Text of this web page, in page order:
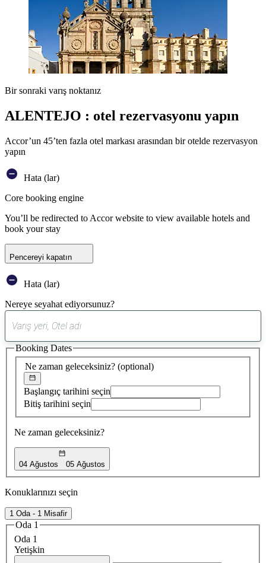
Bir sonraki varış noktanız
ALENTEJO : otel rezervasyonu yapın
Accor’un 45’ten fazla otel markası arasından bir otelde rezervasyon
yapın
Hata (lar)
Core booking engine
You’ll be redirected to Accor website to view available hotels and
book your stay
Pencereyi kapatın
Hata (lar)
Nereye seyahat ediyorsunuz?
öneri
bulundu
Ne zaman geleceksiniz? (optional)
Başlangıç tarihini seçin
Bitiş tarihini seçin
Ne zaman geleceksiniz?
04 Ağustos 05 Ağustos
Booking Dates
Konuklarınızı seçin
1 Oda - 1 Misafir
Oda 1
Oda 1
Yetişkin